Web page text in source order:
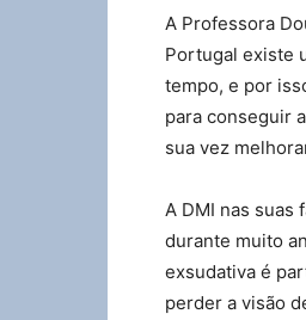
A Professora
Portugal existe
tempo, e por
para conseguir
sua vez
A DMI nas suas
durante muito
exsudativa é
perder a visão